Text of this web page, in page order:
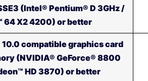
(Intel® Pentium® D 3GHz /
64 X2 4200) or better
compatible graphics card
(NVIDIA® GeForce® 8800
HD 3870) or better